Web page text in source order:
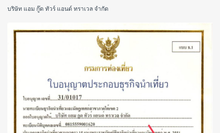
บริษัท แอม กู๊ด ทัวร์ แอนด์ ทราเวล จำกัด